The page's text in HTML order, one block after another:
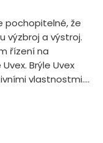
pochopitelné, že
výzbroj a výstroj.
řízení na
Brýle Uvex
vlastnostmi....